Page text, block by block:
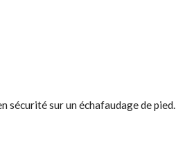
sur un échafaudage de pied.